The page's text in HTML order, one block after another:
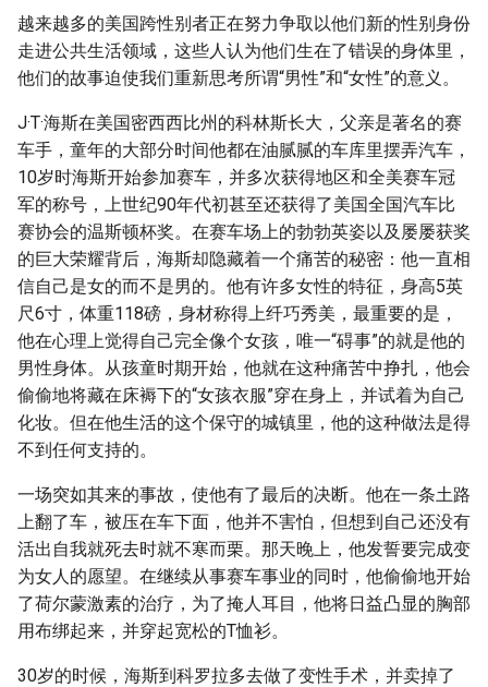
r
t
e
a
r
c
h
i
n
g
相关新闻
夫妻生活酿成的惨剧！海绵
仗，别过火
1994年正式脱离中国，国土
面积17万平方公里，如今盛
产美女
新型卖淫方式已经出现，真
的让人防不胜防，每个人都
要警惕！
版权：
摘要与附加信息
附加信息 [Processed Page
Metadata]
越来越多的美国跨性别者正在努力争取以他们新的性别身份
走进公共生活领域，这些人认为他们生在了错误的身体里，
他们的故事迫使我们重新思考所谓“男性”和“女性”的意义。
J·T·海斯在美国密西西比州的科林斯长大，父亲是著名的赛
车手，童年的大部分时间他都在油腻腻的车库里摆弄汽车，
10岁时海斯开始参加赛车，并多次获得地区和全美赛车冠
军的称号，上世纪90年代初甚至还获得了美国全国汽车比
赛协会的温斯顿杯奖。在赛车场上的勃勃英姿以及屡屡获奖
的巨大荣耀背后，海斯却隐藏着一个痛苦的秘密：他一直相
信自己是女的而不是男的。他有许多女性的特征，身高5英
尺6寸，体重118磅，身材称得上纤巧秀美，最重要的是，
他在心理上觉得自己完全像个女孩，唯一“碍事”的就是他的
男性身体。从孩童时期开始，他就在这种痛苦中挣扎，他会
偷偷地将藏在床褥下的“女孩衣服”穿在身上，并试着为自己
化妆。但在他生活的这个保守的城镇里，他的这种做法是得
不到任何支持的。
一场突如其来的事故，使他有了最后的决断。他在一条土路
上翻了车，被压在车下面，他并不害怕，但想到自己还没有
活出自我就死去时就不寒而栗。那天晚上，他发誓要完成变
为女人的愿望。在继续从事赛车事业的同时，他偷偷地开始
了荷尔蒙激素的治疗，为了掩人耳目，他将日益凸显的胸部
用布绑起来，并穿起宽松的T恤衫。
30岁的时候，海斯到科罗拉多去做了变性手术，并卖掉了